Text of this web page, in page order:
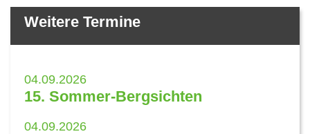
Weitere Termine
04.09.2026
15. Sommer-Bergsichten
04.09.2026